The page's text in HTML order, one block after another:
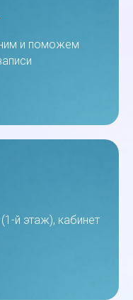
и поможем
й этаж), кабинет